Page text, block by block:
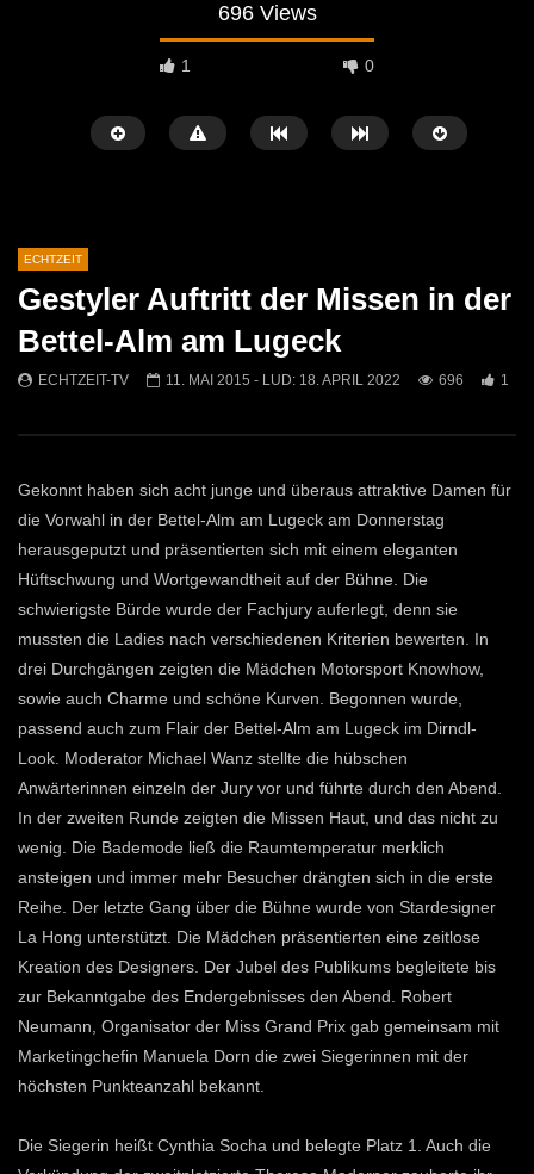
696 Views
1 0
Mittendrin
813
1
Kammern
613
0
ECHTZEIT
Gestyler Auftritt der Missen in der
Bettel-Alm am Lugeck
ECHTZEIT-TV 11. MAI 2015 - LUD: 18. APRIL 2022 696 1
Gekonnt haben sich acht junge und überaus attraktive Damen für
die Vorwahl in der Bettel-Alm am Lugeck am Donnerstag
herausgeputzt und präsentierten sich mit einem eleganten
Hüftschwung und Wortgewandtheit auf der Bühne. Die
schwierigste Bürde wurde der Fachjury auferlegt, denn sie
mussten die Ladies nach verschiedenen Kriterien bewerten. In
drei Durchgängen zeigten die Mädchen Motorsport Knowhow,
sowie auch Charme und schöne Kurven. Begonnen wurde,
passend auch zum Flair der Bettel-Alm am Lugeck im Dirndl-
Look. Moderator Michael Wanz stellte die hübschen
Anwärterinnen einzeln der Jury vor und führte durch den Abend.
In der zweiten Runde zeigten die Missen Haut, und das nicht zu
wenig. Die Bademode ließ die Raumtemperatur merklich
ansteigen und immer mehr Besucher drängten sich in die erste
Reihe. Der letzte Gang über die Bühne wurde von Stardesigner
La Hong unterstützt. Die Mädchen präsentierten eine zeitlose
Kreation des Designers. Der Jubel des Publikums begleitete bis
zur Bekanntgabe des Endergebnisses den Abend. Robert
Neumann, Organisator der Miss Grand Prix gab gemeinsam mit
Marketingchefin Manuela Dorn die zwei Siegerinnen mit der
höchsten Punkteanzahl bekannt.
Die Siegerin heißt Cynthia Socha und belegte Platz 1. Auch die